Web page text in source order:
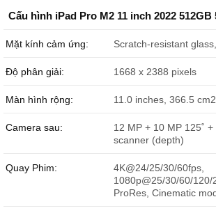
Mặt kính cảm ứng: Scratch-resistant
Độ phân giải: 1668 x 2388 pixels
Màn hình rộng: 11.0 inches, 366.5 cm2
Camera sau:
12 MP + 10 MP 125˚
scanner (depth)
Quay Phim:
4K@24/25/30/60fps,
1080p@25/30/60/120/
ProRes, Cinematic